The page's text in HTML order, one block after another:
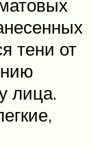
тени от
лица.